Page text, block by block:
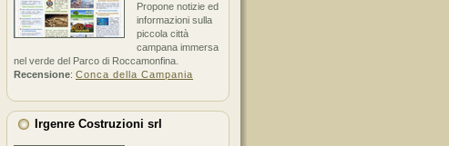
Propone notizie ed
informazioni sulla
piccola città
campana immersa
nel verde del Parco di Roccamonfina.
Recensione: Conca della Campania
Irgenre Costruzioni srl